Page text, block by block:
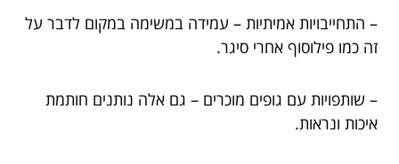
– התחייבויות אמיתיות – עמידה במשימה במקום לדבר על
זה כמו פילוסוף אחרי סיגר.
– שותפויות עם גופים מוכרים – גם אלה נותנים חותמת
איכות ונראות.